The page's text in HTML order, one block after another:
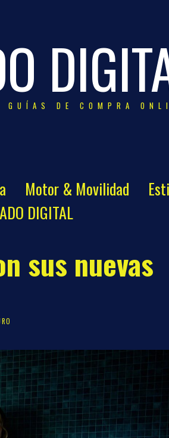
DE COMPRA
Motor & Movilidad
DIGITAL
sus nuevas